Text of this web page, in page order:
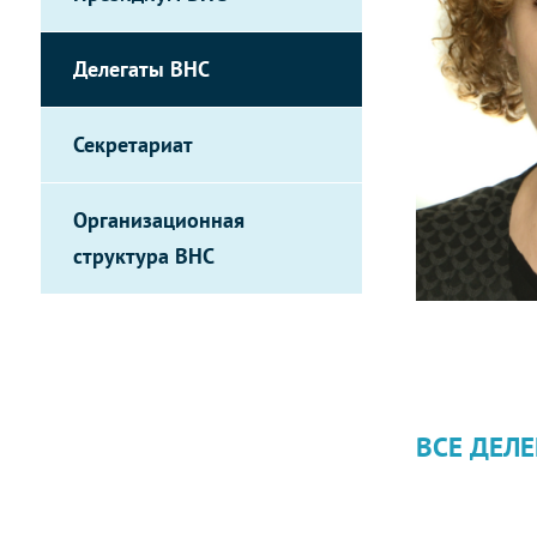
Делегаты ВНС
Секретариат
Организационная
структура ВНС
ВСЕ